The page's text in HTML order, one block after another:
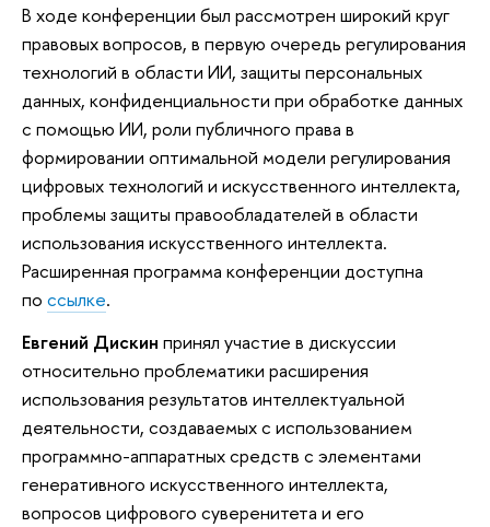
В ходе конференции был рассмотрен широкий круг
правовых вопросов, в первую очередь регулирования
технологий в области ИИ, защиты персональных
данных, конфиденциальности при обработке данных
с помощью ИИ, роли публичного права в
формировании оптимальной модели регулирования
цифровых технологий и искусственного интеллекта,
проблемы защиты правообладателей в области
использования искусственного интеллекта.
Расширенная программа конференции доступна
по ссылке.
Евгений Дискин принял участие в дискуссии
относительно проблематики расширения
использования результатов интеллектуальной
деятельности, создаваемых с использованием
программно-аппаратных средств с элементами
генеративного искусственного интеллекта,
вопросов цифрового суверенитета и его